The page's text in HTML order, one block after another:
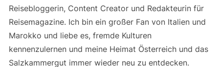
Reisebloggerin, Content Creator und Redakteurin für
Reisemagazine. Ich bin ein großer Fan von Italien und
Marokko und liebe es, fremde Kulturen
kennenzulernen und meine Heimat Österreich und das
Salzkammergut immer wieder neu zu entdecken.